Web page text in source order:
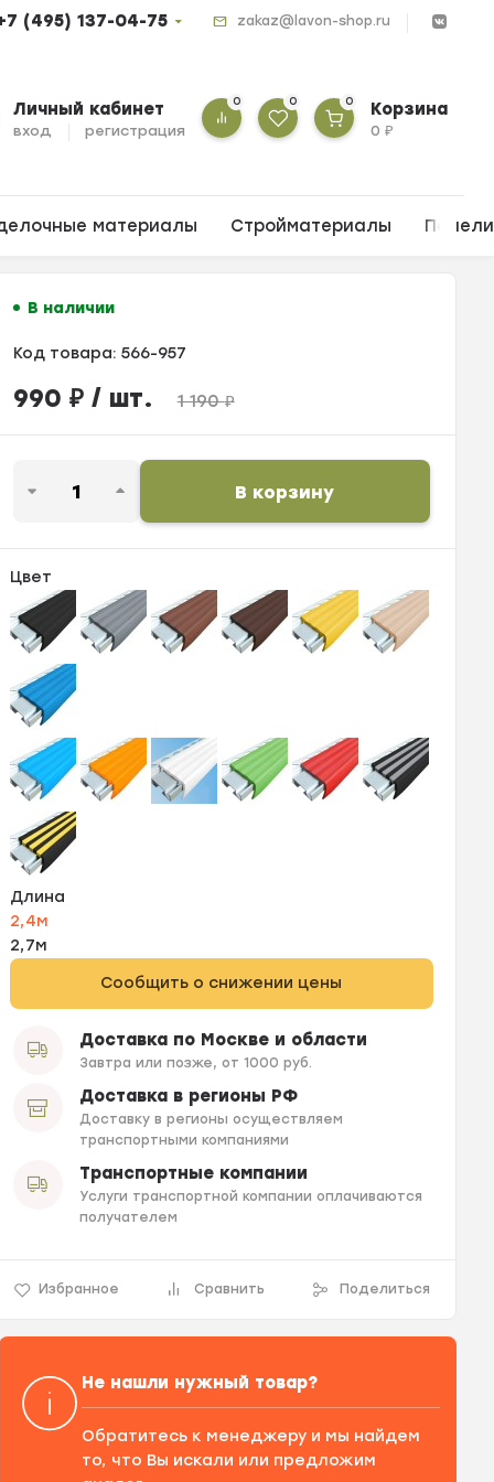
(495) 137-04-75 zakaz@lavon-shop.ru
Личный кабинет
вход регистрация
0 0 0 Корзина
0₽
материалы Стройматериалы
В наличии
Код товара: 566-957
990 ₽/ шт. 1 190₽
В корзину
Цвет
Длина
2,4м
2,7м
Сообщить о снижении цены
Доставка по Москве и области
Завтра или позже, от 1000 руб.
Доставка в регионы РФ
Доставку в регионы осуществляем
транспортными компаниями
Транспортные компании
Услуги транспортной компании оплачиваются
получателем
Избранное Сравнить Поделиться
Не нашли нужный товар?
Обратитесь к менеджеру и мы найдем
то, что Вы искали или предложим